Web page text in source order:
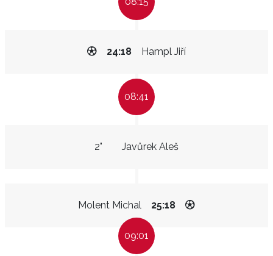
Hampl Jiří
24:18
08:41
Javůrek Aleš
2"
Molent Michal 25:18
09:01